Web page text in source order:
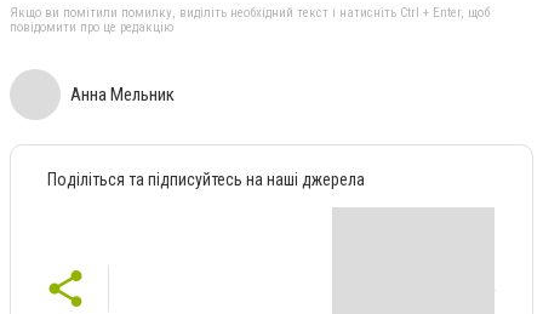
Якщо ви помітили помилку, виділіть необхідний текст і натисніть Ctrl + Enter, щоб
повідомити про це редакцію
Анна Мельник
Поділіться та підписуйтесь на наші джерела